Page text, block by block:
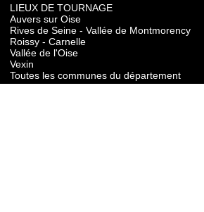
LIEUX DE TOURNAGE
Auvers sur Oise
Rives de Seine - Vallée de Montmorency
Roissy - Carnelle
Vallée de l'Oise
Vexin
Toutes les communes du département